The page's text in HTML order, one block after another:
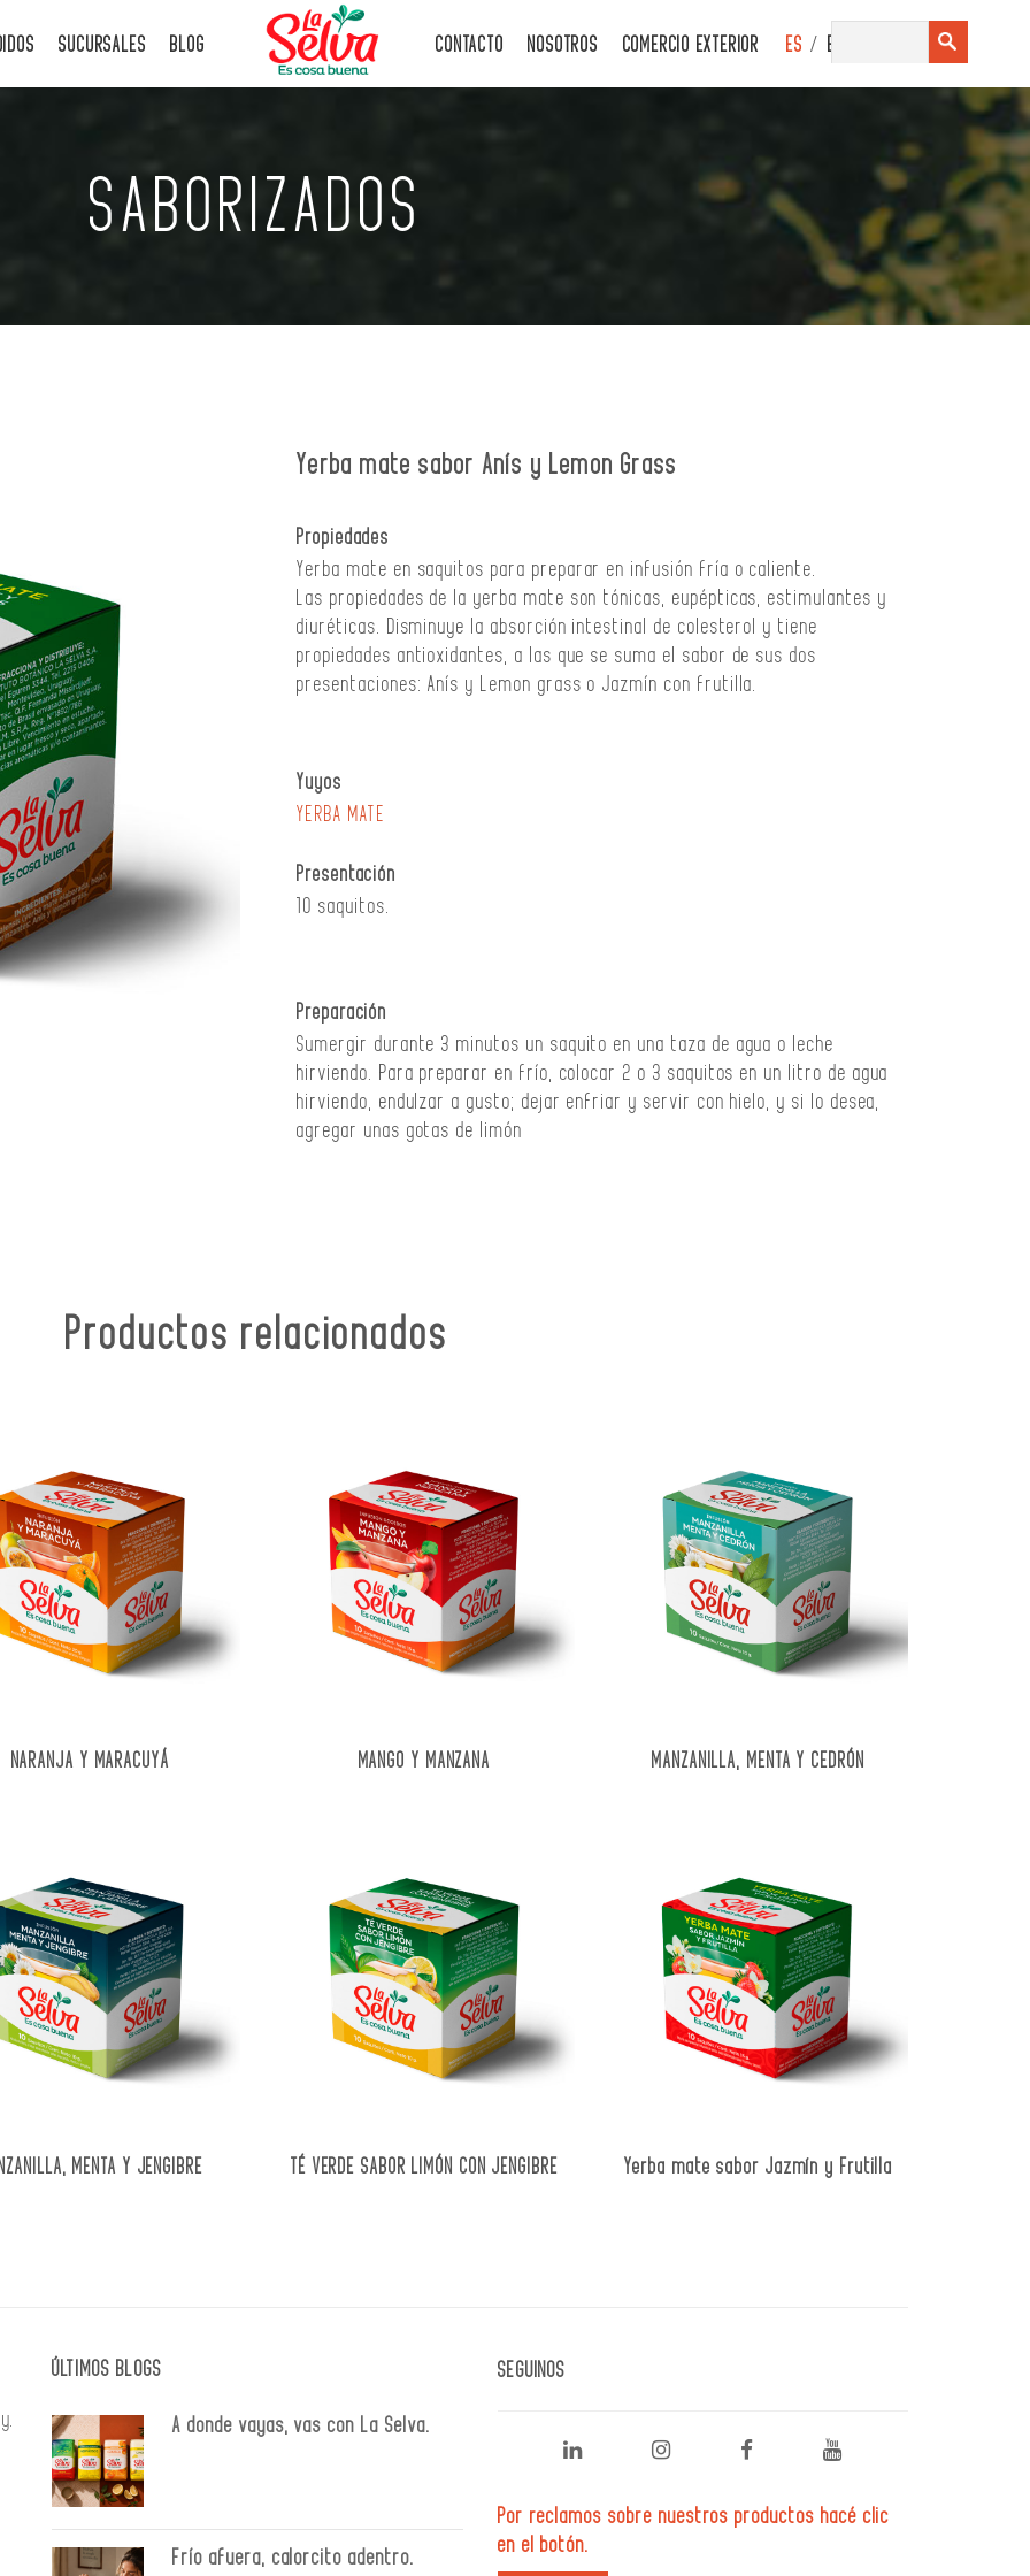
SUCURSALES BLOG CONTACTO NOSOTROS COMERCIO EXTERIOR ES / EN
SABORIZADOS
Yerba mate sabor Anís y Lemon Grass
Propiedades
Yerba mate en saquitos para preparar en infusión fría o caliente.
Las propiedades de la yerba mate son tónicas, eupépticas, estimulantes y
diuréticas. Disminuye la absorción intestinal de colesterol y tiene
propiedades antioxidantes, a las que se suma el sabor de sus dos
presentaciones: Anís y Lemon grass o Jazmín con frutilla.
Yuyos
YERBA MATE
Presentación
10 saquitos.
Preparación
Sumergir durante 3 minutos un saquito en una taza de agua o leche
hirviendo. Para preparar en frío, colocar 2 o 3 saquitos en un litro de agua
hirviendo, endulzar a gusto; dejar enfriar y servir con hielo, y si lo desea,
agregar unas gotas de limón
Productos relacionados
NARANJA Y MARACUYÁ MANGO Y MANZANA MANZANILLA, MENTA Y CEDRÓN
MENTA Y JENGIBRE TÉ VERDE SABOR LIMÓN CON JENGIBRE Yerba mate sabor Jazmín y Frutilla
ÚLTIMOS BLOGS
A donde vayas, vas con La Selva.
Frío afuera, calorcito adentro.
SEGUINOS
Por reclamos sobre nuestros productos hacé clic
en el botón.